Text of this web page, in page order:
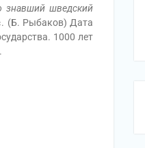
знавший шведский
(Б. Рыбаков) Дата
1000 лет